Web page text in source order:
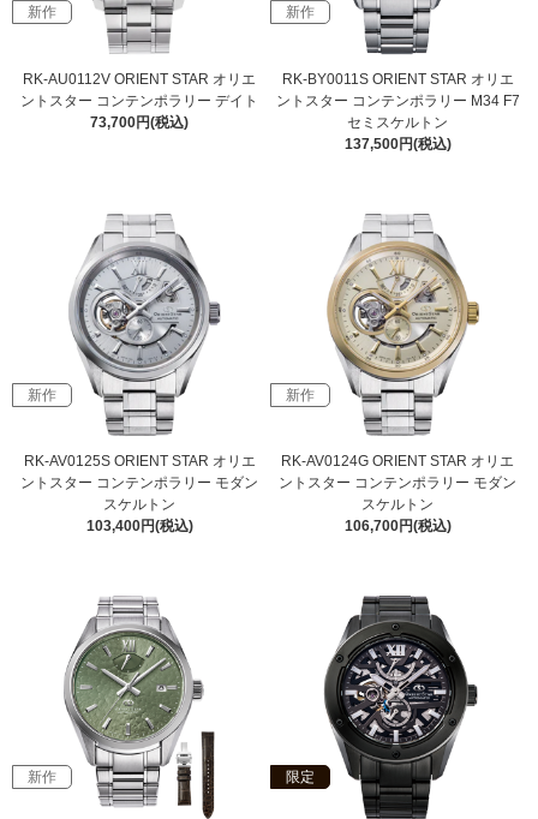
新作
RK-AU0112V ORIENT STAR オリエ
ントスター コンテンポラリー デイト
73,700円(税込)
新作
RK-BY0011S ORIENT STAR オリエ
ントスター コンテンポラリー M34 F7
セミスケルトン
137,500円(税込)
新作
RK-AV0125S ORIENT STAR オリエ
ントスター コンテンポラリー モダン
スケルトン
103,400円(税込)
新作
RK-AV0124G ORIENT STAR オリエ
ントスター コンテンポラリー モダン
スケルトン
106,700円(税込)
新作 限定